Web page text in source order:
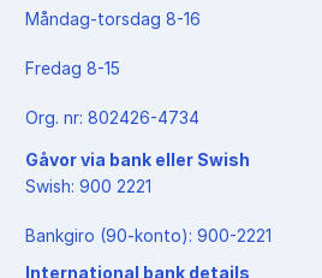
Måndag-torsdag 8-16
Fredag 8-15
Org. nr: 802426-4734
Gåvor via bank eller Swish
Swish: 900 2221
Bankgiro (90-konto): 900-2221
International bank details